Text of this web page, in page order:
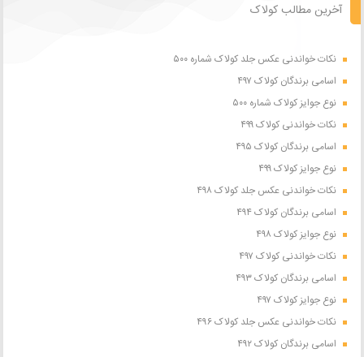
آخرین مطالب کولاک
نکات خواندنی عکس جلد کولاک شماره ۵۰۰
اسامی برندگان کولاک ۴۹۷
نوع جوایز کولاک شماره ۵۰۰
نکات خواندنی کولاک ۴۹۹
اسامی برندگان کولاک ۴۹۵
نوع جوایز کولاک ۴۹۹
نکات خواندنی عکس جلد کولاک ۴۹۸
اسامی برندگان کولاک ۴۹۴
نوع جوایز کولاک ۴۹۸
نکات خواندنی کولاک ۴۹۷
اسامی برندگان کولاک ۴۹۳
نوع جوایز کولاک ۴۹۷
نکات خواندنی عکس جلد کولاک ۴۹۶
اسامی برندگان کولاک ۴۹۲